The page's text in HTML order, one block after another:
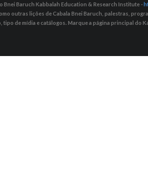
Bnei Baruch Kabbalah Education & Research Institute -
outras lições de Cabala Bnei Baruch, palestras,
de mídia e catálogos. Marque a página principal do